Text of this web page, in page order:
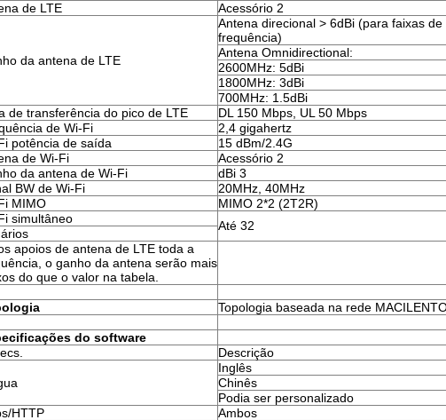
de LTE
Acessório 2
da antena de LTE
Antena direcional > 6dBi (para faixas de
frequência)
Antena Omnidirectional:
2600MHz: 5dBi
1800MHz: 3dBi
700MHz: 1.5dBi
de transferência do pico de LTE
DL 150 Mbps, UL 50 Mbps
de Wi-Fi
2,4 gigahertz
potência de saída
15 dBm/2.4G
de Wi-Fi
Acessório 2
da antena de Wi-Fi
dBi 3
BW de Wi-Fi
20MHz, 40MHz
MIMO
MIMO 2*2 (2T2R)
simultâneo
Até 32
apoios de antena de LTE toda a
o ganho da antena serão mais
do que o valor na tabela.
Topologia baseada na rede
do software
Descrição
Inglês
Chinês
Podia ser personalizado
HTTP
Ambos